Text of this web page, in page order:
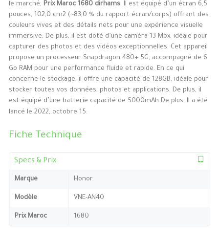
le marché, Prix Maroc 1680 dirhams. Il est équipé d’un écran 6,5
pouces, 102,0 cm2 (~83,0 % du rapport écran/corps) offrant des
couleurs vives et des détails nets pour une expérience visuelle
immersive. De plus, il est doté d’une caméra 13 Mpx, idéale pour
capturer des photos et des vidéos exceptionnelles. Cet appareil
propose un processeur Snapdragon 480+ 5G, accompagné de 6
Go RAM pour une performance fluide et rapide. En ce qui
concerne le stockage, il offre une capacité de 128GB, idéale pour
stocker toutes vos données, photos et applications. De plus, il
est équipé d’une batterie capacité de 5000mAh De plus, Il a été
lancé le 2022, octobre 15.
Fiche Technique
Specs & Prix
Marque Honor
Modèle VNE-AN40
Prix Maroc 1680